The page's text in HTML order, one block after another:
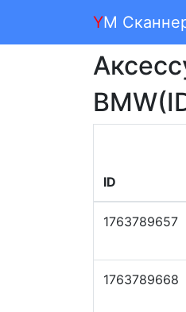
YM
ID
1763789657
1763789668